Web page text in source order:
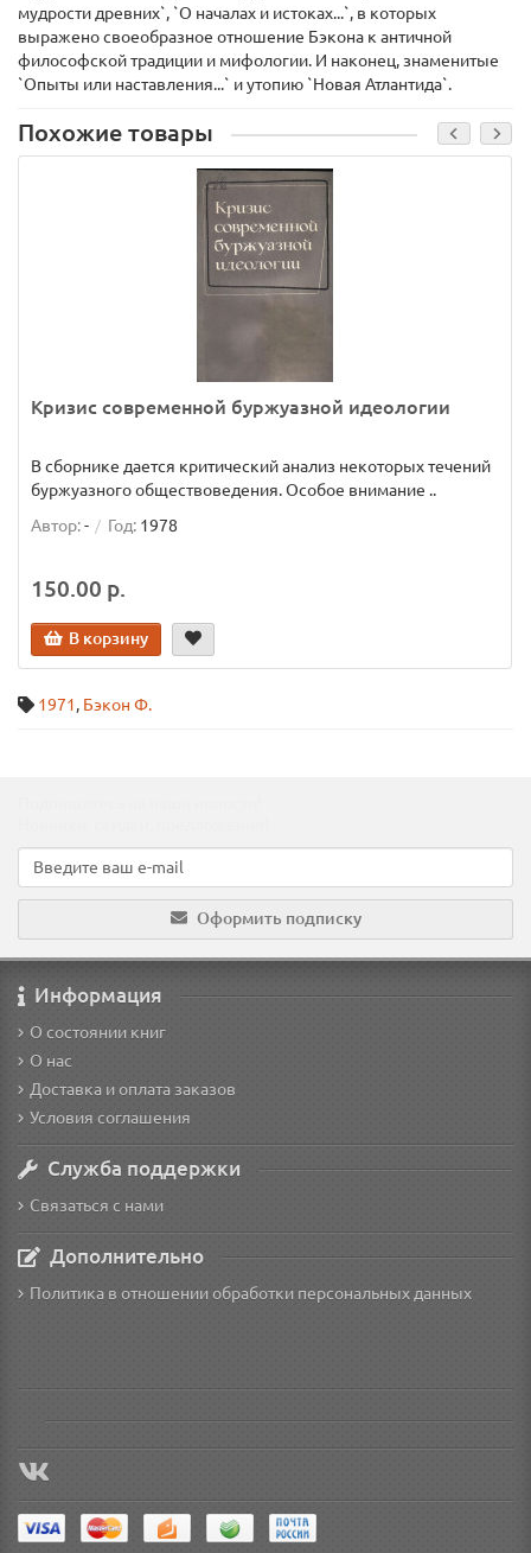
мудрости древних`, `О началах и истоках...`, в которых
выражено своеобразное отношение Бэкона к античной
философской традиции и мифологии. И наконец, знаменитые
`Опыты или наставления...` и утопию `Новая Атлантида`.
Похожие товары
Кризис современной буржуазной идеологии
В сборнике дается критический анализ некоторых течений
буржуазного обществоведения. Особое внимание ..
Автор:- Год: 1978
150.00 р.
В корзину
1971, Бэкон Ф.
Оформить подписку
Информация
О состоянии книг
О нас
Доставка и оплата заказов
Условия соглашения
Служба поддержки
Связаться с нами
Дополнительно
Политика в отношении обработки персональных данных